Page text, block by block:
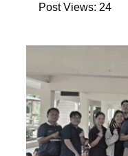
Post Views: 24